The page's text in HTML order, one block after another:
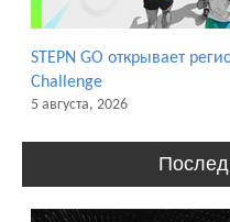
STEPN GO открывает
Challenge
5 августа, 2026